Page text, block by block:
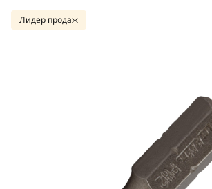
Лидер продаж